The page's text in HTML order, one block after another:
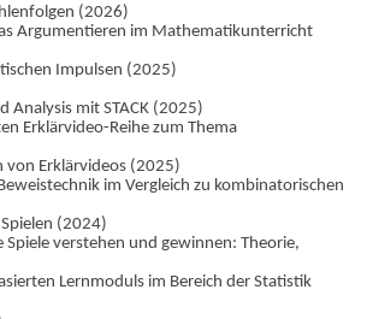
(2026)
Argumentieren im Mathematikunterricht
Impulsen (2025)
Analysis mit STACK (2025)
Erklärvideo-Reihe zum Thema
von Erklärvideos (2025)
im Vergleich zu kombinatorischen
(2024)
verstehen und gewinnen: Theorie,
Lernmoduls im Bereich der Statistik